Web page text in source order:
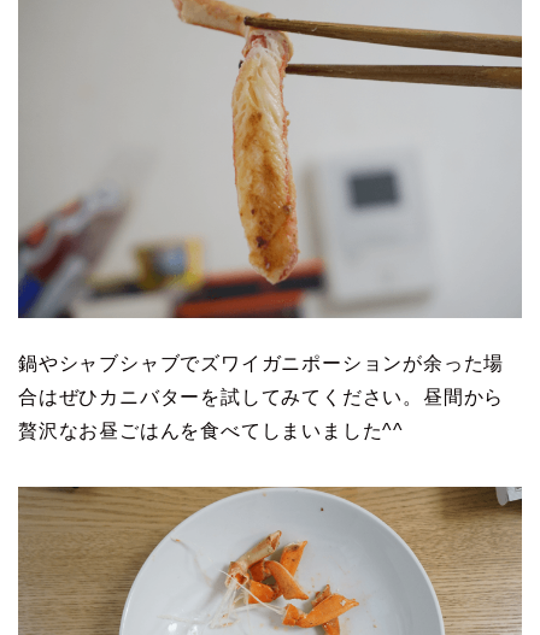
鍋やシャブシャブでズワイガニポーションが余った場
合はぜひカニバターを試してみてください。昼間から
贅沢なお昼ごはんを食べてしまいました^^